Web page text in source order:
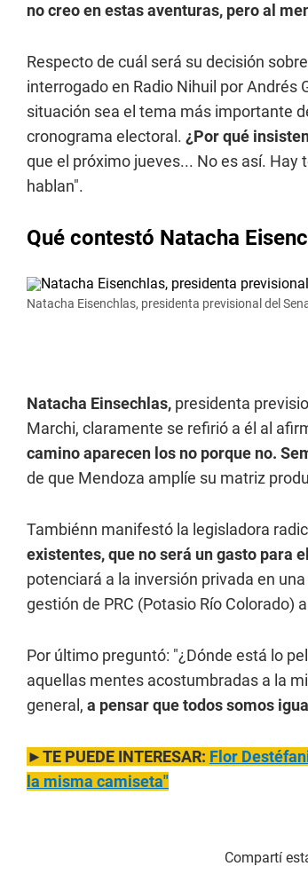
no creo en estas aventuras, pero al
Respecto de cuál será su decisión
interrogado en Radio Nihuil por Andrés
situación sea el tema más importante
cronograma electoral. ¿Por qué
que el próximo jueves... No es así.
hablan".
Qué contestó Natacha
Natacha Eisenchlas, presidenta previsional del
Natacha Einsechlas, presidenta
Marchi, claramente se refirió a él al
camino aparecen los no porque no.
de que Mendoza amplíe su matriz
Tambiénn manifestó la legisladora
existentes, que no será un gasto para
potenciará a la inversión privada en
gestión de PRC (Potasio Río Colorado)
Por último preguntó: "¿Dónde está lo
aquellas mentes acostumbradas a la
general, a pensar que todos somos
►TE PUEDE INTERESAR: Flor
la misma camiseta"